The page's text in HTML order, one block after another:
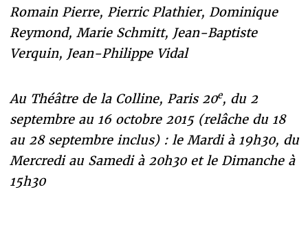
Romain Pierre, Pierric Plathier, Dominique
Reymond, Marie Schmitt, Jean-Baptiste
Verquin, Jean-Philippe Vidal
Au Théâtre de la Colline, Paris 20e, du 2
septembre au 16 octobre 2015 (relâche du 18
au 28 septembre inclus) : le Mardi à 19h30, du
Mercredi au Samedi à 20h30 et le Dimanche à
15h30